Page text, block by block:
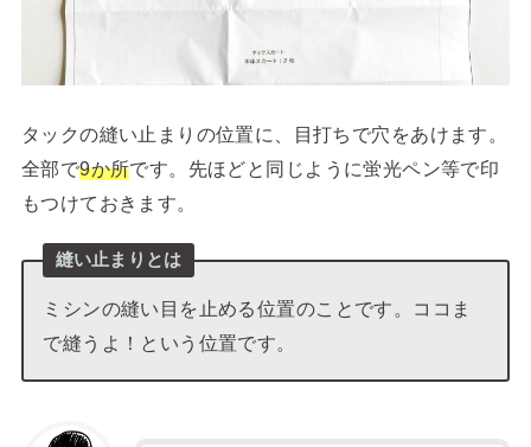
タックの縫い止まりの位置に、目打ちで穴をあけます。
全部で9か所です。先ほどと同じように蛍光ペン等で印
もつけておきます。
縫い止まりとは
ミシンの縫い目を止める位置のことです。ココま
で縫うよ！という位置です。